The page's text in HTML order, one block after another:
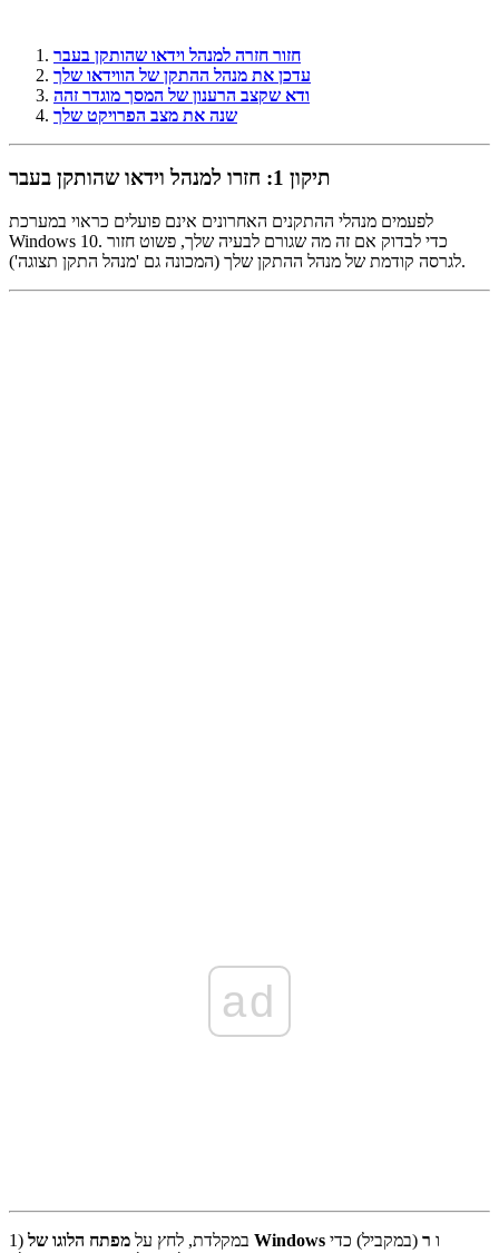
חזור חזרה למנהל וידאו שהותקן בעבר
עדכן את מנהל ההתקן של הווידאו שלך
ודא שקצב הרענון של המסך מוגדר זהה
שנה את מצב הפרויקט שלך
תיקון 1: חזרו למנהל וידאו שהותקן בעבר
לפעמים מנהלי ההתקנים האחרונים אינם פועלים כראוי במערכת
Windows 10. כדי לבדוק אם זה מה שגורם לבעיה שלך, פשוט חזור
לגרסה קודמת של מנהל ההתקן שלך (המכונה גם 'מנהל התקן תצוגה').
ad
1) במקלדת, לחץ על מפתח הלוגו של Windows ו ר (במקביל) כדי